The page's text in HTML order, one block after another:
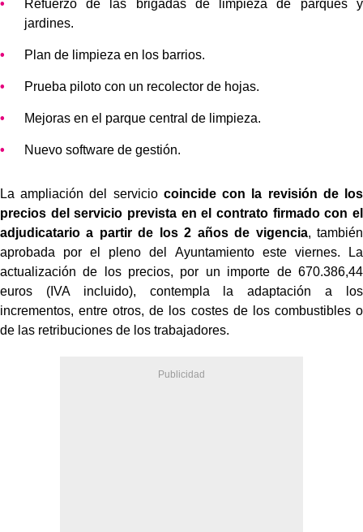
Refuerzo de las brigadas de limpieza de parques y
jardines.
Plan de limpieza en los barrios.
Prueba piloto con un recolector de hojas.
Mejoras en el parque central de limpieza.
Nuevo software de gestión.
La ampliación del serviciocoincide con la revisión de los
precios del servicio prevista en el contrato firmado con el
adjudicatario a partir de los 2 años de vigencia, también
aprobada por el pleno del Ayuntamiento este viernes. La
actualización de los precios, por un importe de 670.386,44
euros (IVA incluido), contempla la adaptación a los
incrementos, entre otros, de los costes de los combustibles o
de las retribuciones de los trabajadores.